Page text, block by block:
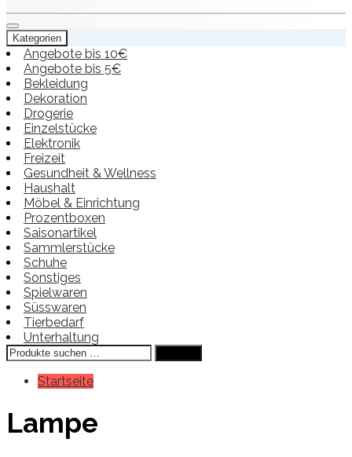
Kategorien
Angebote bis 10€
Angebote bis 5€
Bekleidung
Dekoration
Drogerie
Einzelstücke
Elektronik
Freizeit
Gesundheit & Wellness
Haushalt
Möbel & Einrichtung
Prozentboxen
Saisonartikel
Sammlerstücke
Schuhe
Sonstiges
Spielwaren
Süsswaren
Tierbedarf
Unterhaltung
Suchen
nach:
Startseite
Lampe